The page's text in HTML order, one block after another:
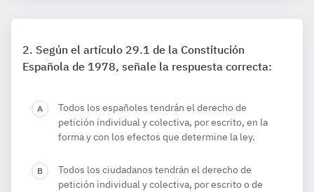
Según el artículo 29.1 de la Constitución
Española de 1978, señale la respuesta correcta:
Todos los españoles tendrán el derecho de
petición individual y colectiva, por escrito, en la
forma y con los efectos que determine la ley.
Todos los ciudadanos tendrán el derecho de
petición individual y colectiva, por escrito o de